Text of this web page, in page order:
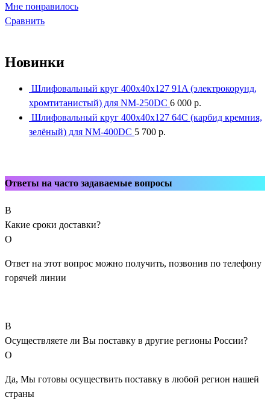
Мне понравилось
Сравнить
Новинки
Шлифовальный круг 400x40x127 91A (электрокорунд,
хромтитанистый) для NM-250DC 6 000 р.
Шлифовальный круг 400x40x127 64С (карбид кремния,
зелёный) для NM-400DC 5 700 р.
Ответы на часто задаваемые вопросы
В
Какие сроки доставки?
О
Ответ на этот вопрос можно получить, позвонив по телефону
горячей линии
В
Осуществляете ли Вы поставку в другие регионы России?
О
Да, Мы готовы осуществить поставку в любой регион нашей
страны